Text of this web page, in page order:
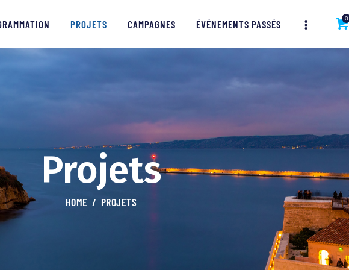
PROJETS CAMPAGNES ÉVÉNEMENTS PASSÉS 0
Projets
HOME PROJETS
PASSÉS